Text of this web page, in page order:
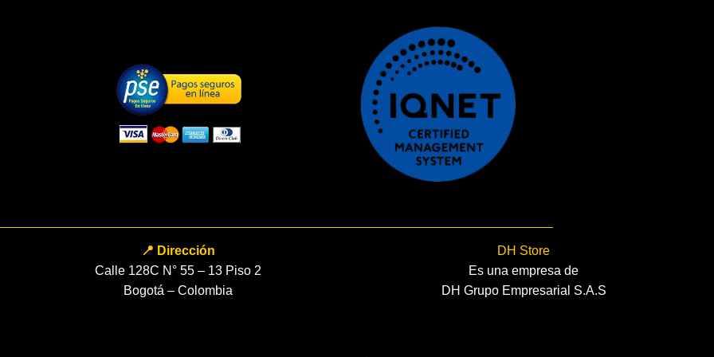
📍 Dirección
Calle 128C N° 55 – 13 Piso 2
Bogotá – Colombia
DH Store
Es una empresa de
DH Grupo Empresarial S.A.S